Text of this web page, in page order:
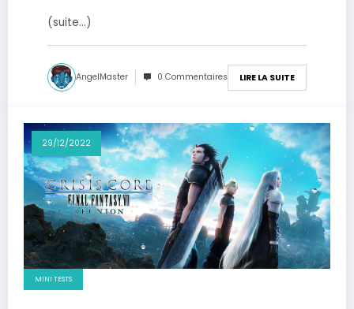
(suite…)
AngelMaster 0 Commentaires LIRE LA SUITE
29/12/2022
MINI TESTS